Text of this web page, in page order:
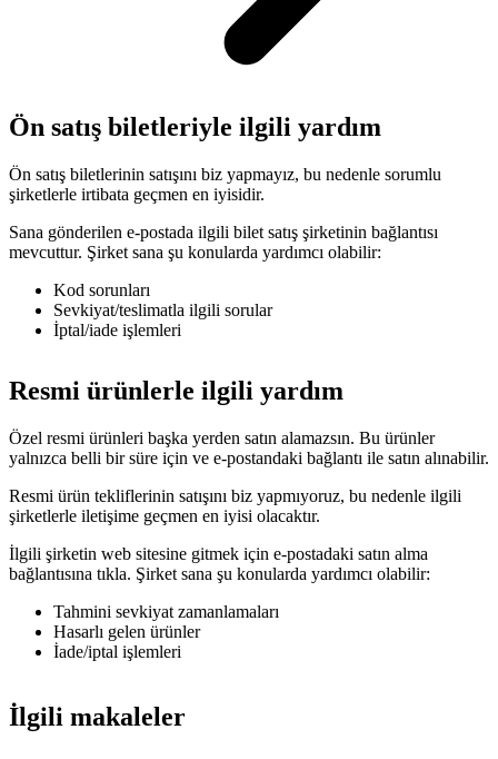
Ön satış biletleriyle ilgili yardım
Ön satış biletlerinin satışını biz yapmayız, bu nedenle sorumlu
şirketlerle irtibata geçmen en iyisidir.
Sana gönderilen e-postada ilgili bilet satış şirketinin bağlantısı
mevcuttur. Şirket sana şu konularda yardımcı olabilir:
Kod sorunları
Sevkiyat/teslimatla ilgili sorular
İptal/iade işlemleri
Resmi ürünlerle ilgili yardım
Özel resmi ürünleri başka yerden satın alamazsın. Bu ürünler
yalnızca belli bir süre için ve e-postandaki bağlantı ile satın alınabilir.
Resmi ürün tekliflerinin satışını biz yapmıyoruz, bu nedenle ilgili
şirketlerle iletişime geçmen en iyisi olacaktır.
İlgili şirketin web sitesine gitmek için e-postadaki satın alma
bağlantısına tıkla. Şirket sana şu konularda yardımcı olabilir:
Tahmini sevkiyat zamanlamaları
Hasarlı gelen ürünler
İade/iptal işlemleri
İlgili makaleler